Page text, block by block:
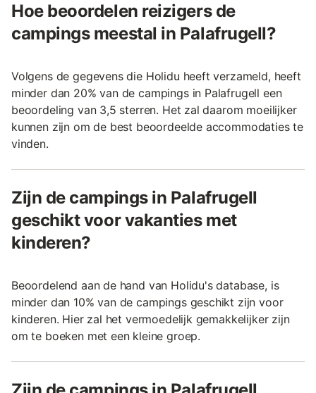
Hoe beoordelen reizigers de
campings meestal in Palafrugell?
Volgens de gegevens die Holidu heeft verzameld, heeft
minder dan 20% van de campings in Palafrugell een
beoordeling van 3,5 sterren. Het zal daarom moeilijker
kunnen zijn om de best beoordeelde accommodaties te
vinden.
Zijn de campings in Palafrugell
geschikt voor vakanties met
kinderen?
Beoordelend aan de hand van Holidu's database, is
minder dan 10% van de campings geschikt zijn voor
kinderen. Hier zal het vermoedelijk gemakkelijker zijn
om te boeken met een kleine groep.